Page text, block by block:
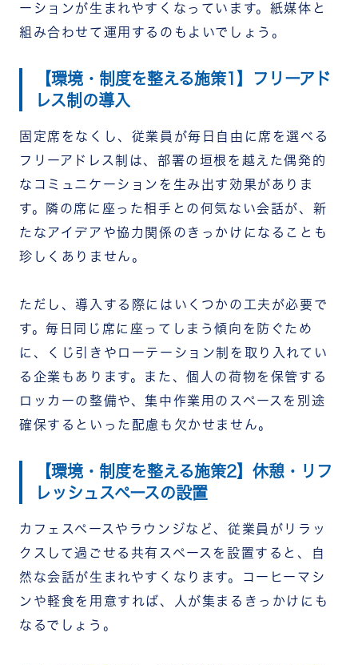
ーションが生まれやすくなっています。紙媒体と
組み合わせて運用するのもよいでしょう。
【環境・制度を整える施策1】フリーアド
レス制の導入
固定席をなくし、従業員が毎日自由に席を選べる
フリーアドレス制は、部署の垣根を越えた偶発的
なコミュニケーションを生み出す効果がありま
す。隣の席に座った相手との何気ない会話が、新
たなアイデアや協力関係のきっかけになることも
珍しくありません。
ただし、導入する際にはいくつかの工夫が必要で
す。毎日同じ席に座ってしまう傾向を防ぐため
に、くじ引きやローテーション制を取り入れてい
る企業もあります。また、個人の荷物を保管する
ロッカーの整備や、集中作業用のスペースを別途
確保するといった配慮も欠かせません。
【環境・制度を整える施策2】休憩・リフ
レッシュスペースの設置
カフェスペースやラウンジなど、従業員がリラッ
クスして過ごせる共有スペースを設置すると、自
然な会話が生まれやすくなります。コーヒーマシ
ンや軽食を用意すれば、人が集まるきっかけにも
なるでしょう。